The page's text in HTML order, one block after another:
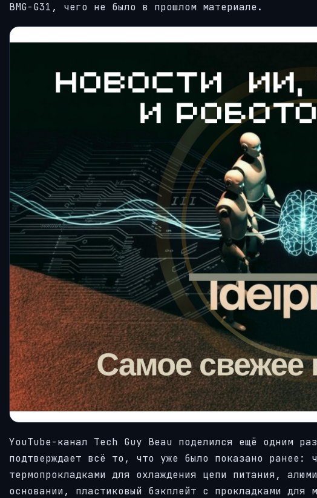
BMG-G31, чего не было в прошлом материале.
YouTube-канал Tech Guy Beau поделился ещё одним
подтверждает всё то, что уже было показано ранее:
термопрокладками для охлаждения цепи питания,
основании, пластиковый бэкплейт с прокладками для